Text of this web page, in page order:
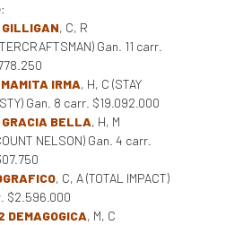
GILLIGAN, C, R
Gan. 11 carr.
MAMITA IRMA, H, C (STAY
Gan. 8 carr. $19.092.000
GRACIA BELLA, H, M
NELSON) Gan. 4 carr.
, C, A (TOTAL IMPACT)
$2.596.000
DEMAGOGICA, M, C